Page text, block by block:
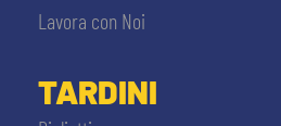
Lavora con Noi
TARDINI